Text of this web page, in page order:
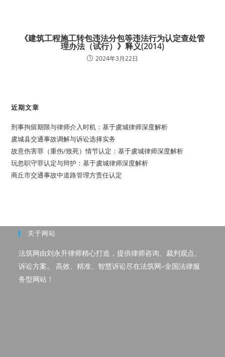
《建筑工程施工转包违法分包等违法行为认定查处管
理办法（试行）》释义(2014)
2024年3月22日
近期文章
刑事拘留期限与律师介入时机：基于虞城律师深度解析
虞城县交通事故调解与诉讼选择实务
故意伤害罪（重伤/致死）情节认定：基于虞城律师深度解析
玩忽职守罪认定与辩护：基于虞城律师深度解析
商丘市交通事故中道路管理方责任认定
关于网站
法筑网由刘永升律师精心打造，提供律师咨询、裁判观点、
诉讼方案。 高效、精准、智慧诉讼尽在法筑网–全国法律服
务型网站！